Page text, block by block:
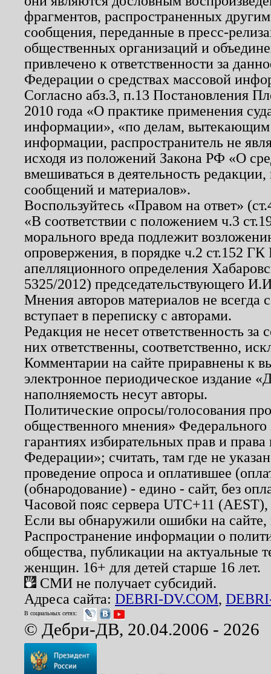
фрагментов, распространенных
сообщения, переданные в пресс-
общественных организаций и
привлечено к ответственности за
Федерации о средствах массовой
Согласно абз.3, п.13 Постановления
2010 года «О практике применения
информации», «по делам, вытекающим
информации, распространитель не
исходя из положений Закона РФ «О
вмешиваться в деятельность
сообщений и материалов».
Воспользуйтесь «Правом на ответ»
«В соответствии с положением ч.3
морального вреда подлежит
опровержения, в порядке ч.2 ст.152
апелляционного определения
5325/2012) председательствующего
Мнения авторов материалов не
вступает в переписку с авторами.
Редакция не несет ответственность
них ответственны, соответственно,
Комментарии на сайте приравнены к
электронное периодическое издание
наполняемость несут авторы.
Политические опросы/голосования
общественного мнения»
гарантиях избирательных прав и
Федерации»; считать, там где не
проведение опроса и оплатившее
(обнародование) - едино - сайт, без
Часовой пояс сервера UTC+11
Если вы обнаружили ошибки на
Распространение информации о
общества, публикации на актуальные
женщин. 16+ для детей старше 16 лет.
СМИ не получает субсидий.
Адреса сайта: DEBRI-DV.COM,
В социальных сетях:
© Дебри-ДВ, 20.04.2006 - 2026